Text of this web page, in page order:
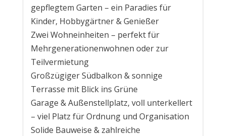
gepflegtem Garten – ein Paradies für
Kinder, Hobbygärtner & Genießer
Zwei Wohneinheiten – perfekt für
Mehrgenerationenwohnen oder zur
Teilvermietung
Großzügiger Südbalkon & sonnige
Terrasse mit Blick ins Grüne
Garage & Außenstellplatz, voll unterkellert
– viel Platz für Ordnung und Organisation
Solide Bauweise & zahlreiche